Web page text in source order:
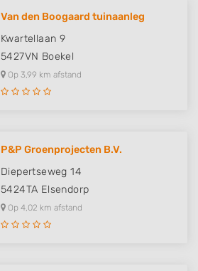
Van den Boogaard tuinaanleg
Kwartellaan 9
5427VN Boekel
Op 3,99 km afstand
P&P Groenprojecten B.V.
Diepertseweg 14
5424TA Elsendorp
Op 4,02 km afstand